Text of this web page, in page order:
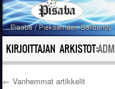
KIRJOITTAJAN ARKISTOT:
← Vanhemmat artikkelit